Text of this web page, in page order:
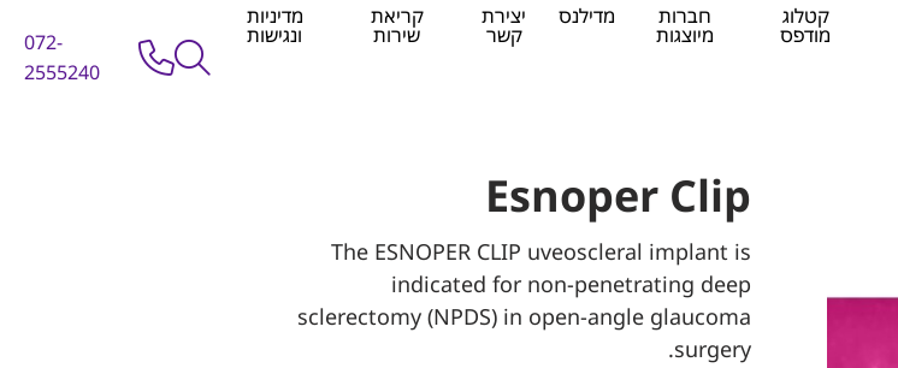
קטלוג
מודפס
חברות
מיוצגות
מדילנס יצירת
קשר
קריאת
שירות
מדיניות
ונגישות
072-
2555240
Esnoper Clip
The ESNOPER CLIP uveoscleral implant is
indicated for non-penetrating deep
sclerectomy (NPDS) in open-angle glaucoma
surgery.